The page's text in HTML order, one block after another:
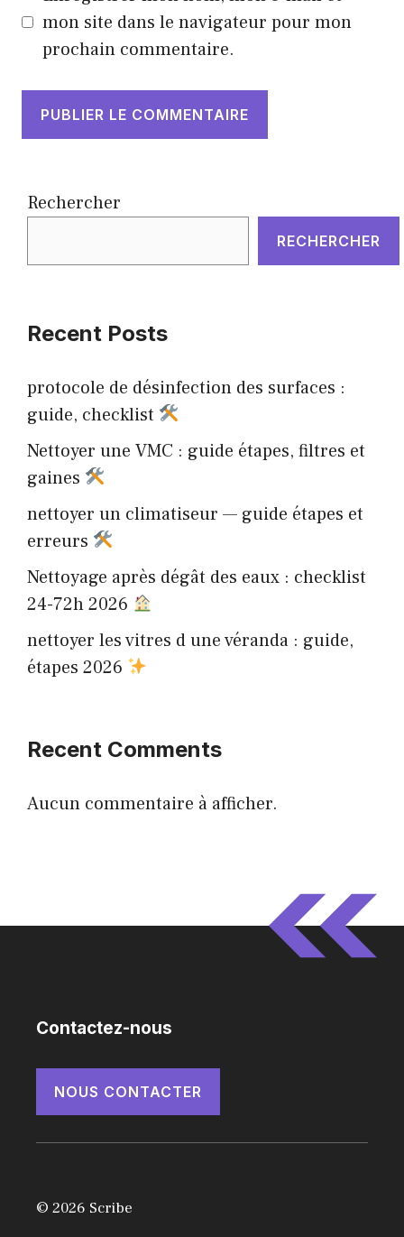
mon site dans le navigateur pour mon
prochain commentaire.
Rechercher
RECHERCHER
Recent Posts
protocole de désinfection des surfaces :
guide, checklist
Nettoyer une VMC : guide étapes, filtres et
gaines
nettoyer un climatiseur — guide étapes et
erreurs
Nettoyage après dégât des eaux : checklist
24-72h 2026
nettoyer les vitres d une véranda : guide,
étapes 2026
Recent Comments
Aucun commentaire à afficher.
Contactez-nous
NOUS CONTACTER
© 2026 Scribe